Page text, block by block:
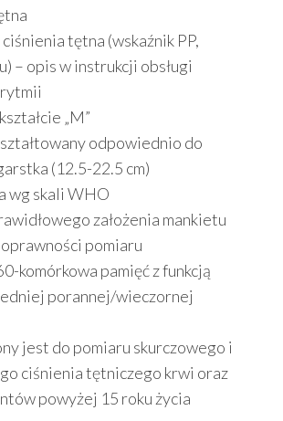
tętna (wskaźnik PP,
– opis w instrukcji obsługi
„M”
odpowiednio do
(12.5-22.5 cm)
wg skali WHO
założenia mankietu
pomiaru
komórkowa pamięć z funkcją
porannej/wieczornej
jest do pomiaru skurczowego i
ciśnienia tętniczego krwi oraz
powyżej 15 roku życia